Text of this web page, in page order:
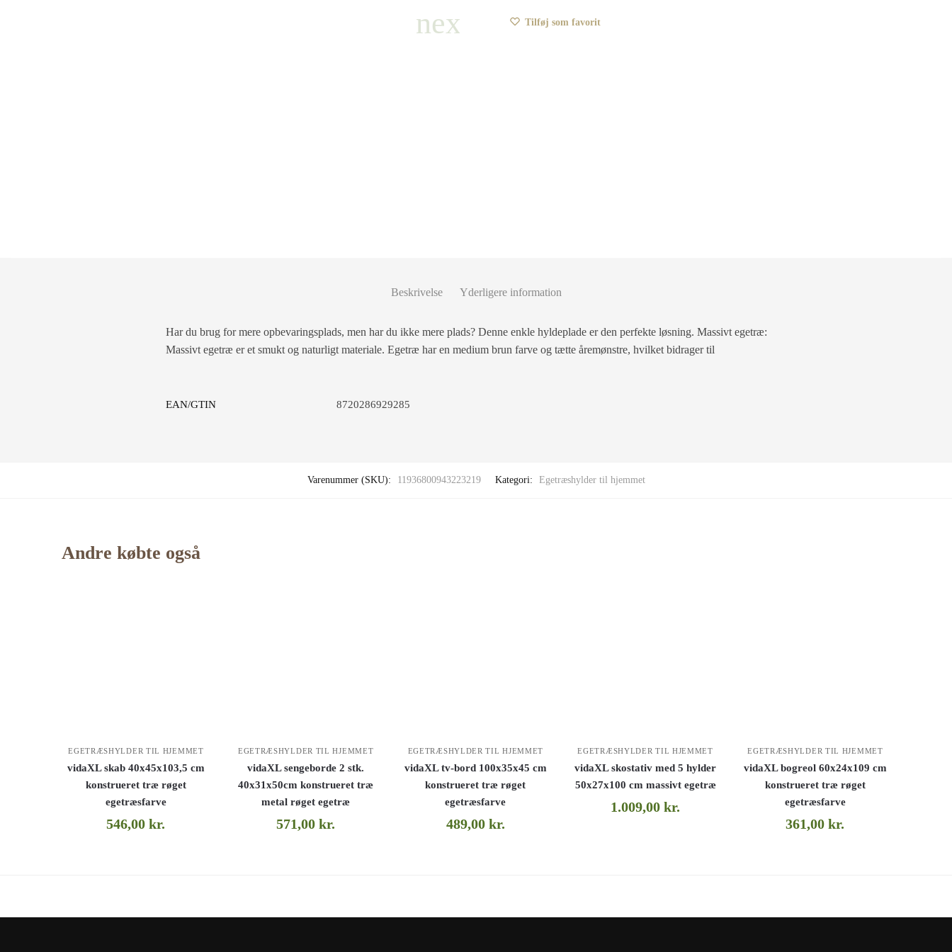
Tilføj som favorit
Beskrivelse Yderligere information
Har du brug for mere opbevaringsplads, men har du ikke mere plads? Denne enkle hyldeplade er den perfekte løsning. Massivt egetræ:
Massivt egetræ er et smukt og naturligt materiale. Egetræ har en medium brun farve og tætte åremønstre, hvilket bidrager til
EAN/GTIN 8720286929285
Varenummer (SKU): 11936800943223219 Kategori: Egetræshylder til hjemmet
Andre købte også
EGETRÆSHYLDER TIL HJEMMET
vidaXL skab 40x45x103,5 cm
konstrueret træ røget
egetræsfarve
546,00kr.
EGETRÆSHYLDER TIL HJEMMET
vidaXL sengeborde 2 stk.
40x31x50cm konstrueret træ
metal røget egetræ
571,00kr.
EGETRÆSHYLDER TIL HJEMMET
vidaXL tv-bord 100x35x45 cm
konstrueret træ røget
egetræsfarve
489,00 kr.
EGETRÆSHYLDER TIL HJEMMET
vidaXL skostativ med 5 hylder
50x27x100 cm massivt egetræ
1.009,00kr.
EGETRÆSHYLDER TIL HJEMMET
vidaXL bogreol 60x24x109 cm
konstrueret træ røget
egetræsfarve
361,00kr.